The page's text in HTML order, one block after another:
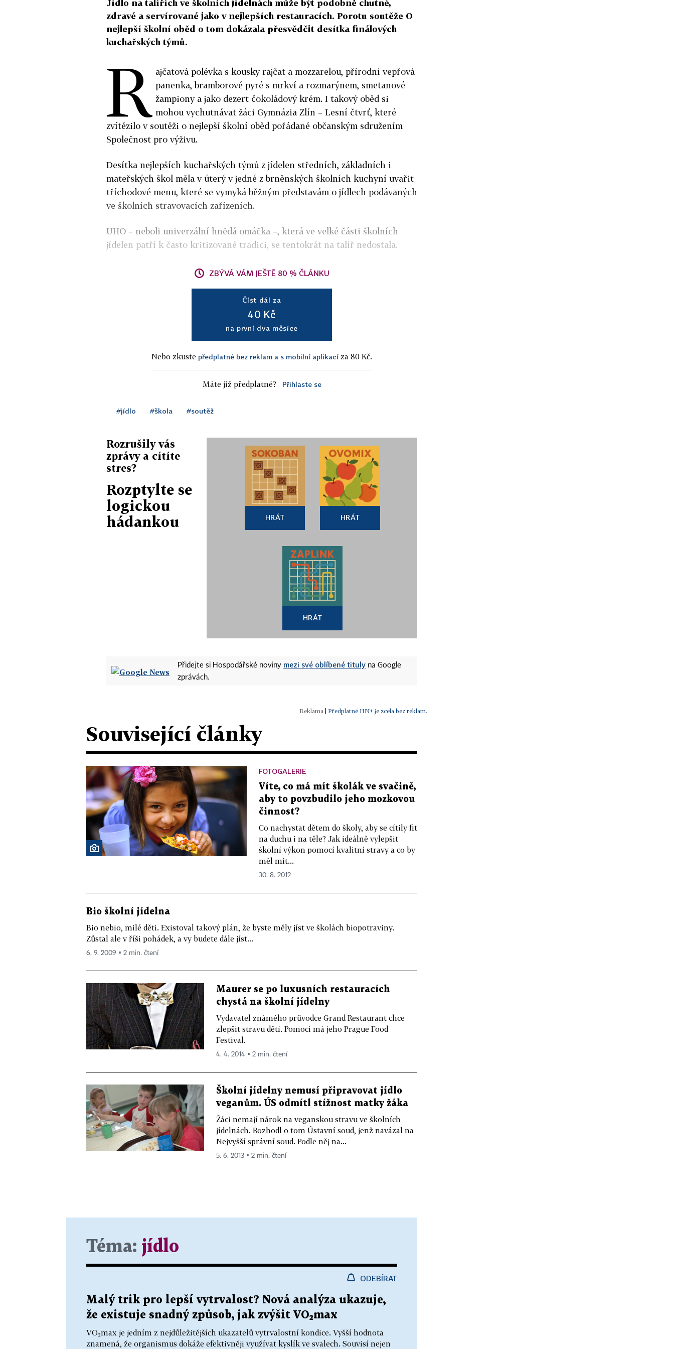
Jídlo na talířích ve školních jídelnách může být podobně chutné,
zdravé a servírované jako v nejlepších restauracích. Porotu soutěže O
nejlepší školní oběd o tom dokázala přesvědčit desítka finálových
kuchařských týmů.
R ajčatová polévka s kousky rajčat a mozzarelou, přírodní vepřová
panenka, bramborové pyré s mrkví a rozmarýnem, smetanové
žampiony a jako dezert čokoládový krém. I takový oběd si
mohou vychutnávat žáci Gymnázia Zlín – Lesní čtvrť, které
zvítězilo v soutěži o nejlepší školní oběd pořádané občanským sdružením
Společnost pro výživu.
Desítka nejlepších kuchařských týmů z jídelen středních, základních i
mateřských škol měla v úterý v jedné z brněnských školních kuchyní uvařit
tříchodové menu, které se vymyká běžným představám o jídlech podávaných
ve školních stravovacích zařízeních.
UHO – neboli univerzální hnědá omáčka –, která ve velké části školních
jídelen patří k často kritizované tradici, se tentokrát na talíř nedostala.
ZBÝVÁ VÁM JEŠTĚ 80 % ČLÁNKU
Číst dál za
40 Kč
na první dva měsíce
Nebo zkuste předplatné bez reklam a s mobilní aplikací za 80 Kč.
Máte již předplatné? Přihlaste se
#jídlo #škola #soutěž
Rozrušily vás
zprávy a cítíte
stres?
Rozptylte se
logickou
hádankou
HRÁT HRÁT
HRÁT
Přidejte si Hospodářské noviny mezi své oblíbené tituly na Google
zprávách.
| Předplatné HN+ je zcela bez reklam.
Související články
FOTOGALERIE
Víte, co má mít školák ve svačině,
aby to povzbudilo jeho mozkovou
činnost?
Co nachystat dětem do školy, aby se cítily fit
na duchu i na těle? Jak ideálně vylepšit
školní výkon pomocí kvalitní stravy a co by
měl mít...
30. 8. 2012
Bio školní jídelna
Bio nebio, milé děti. Existoval takový plán, že byste měly jíst ve školách biopotraviny.
Zůstal ale v říši pohádek, a vy budete dále jíst...
6. 9. 2009 ▪ 2 min. čtení
Maurer se po luxusních restauracích
chystá na školní jídelny
Vydavatel známého průvodce Grand Restaurant chce
zlepšit stravu dětí. Pomoci má jeho Prague Food
Festival.
4. 4. 2014 ▪ 2 min. čtení
Školní jídelny nemusí připravovat jídlo
veganům. ÚS odmítl stížnost matky žáka
Žáci nemají nárok na veganskou stravu ve školních
jídelnách. Rozhodl o tom Ústavní soud, jenž navázal na
Nejvyšší správní soud. Podle něj na...
5. 6. 2013 ▪ 2 min. čtení
Téma: jídlo
ODEBÍRAT
Malý trik pro lepší vytrvalost? Nová analýza ukazuje,
že existuje snadný způsob, jak zvýšit VO₂max
VO₂max je jedním z nejdůležitějších ukazatelů vytrvalostní kondice. Vyšší hodnota
znamená, že organismus dokáže efektivněji využívat kyslík ve svalech. Souvisí nejen